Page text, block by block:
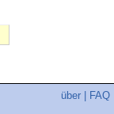
über FAQ